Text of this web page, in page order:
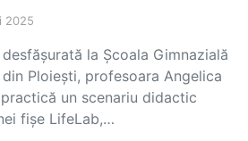
2025
la Școala Gimnazială
din Ploiești, profesoara Angelica
un scenariu didactic
fișe LifeLab,…